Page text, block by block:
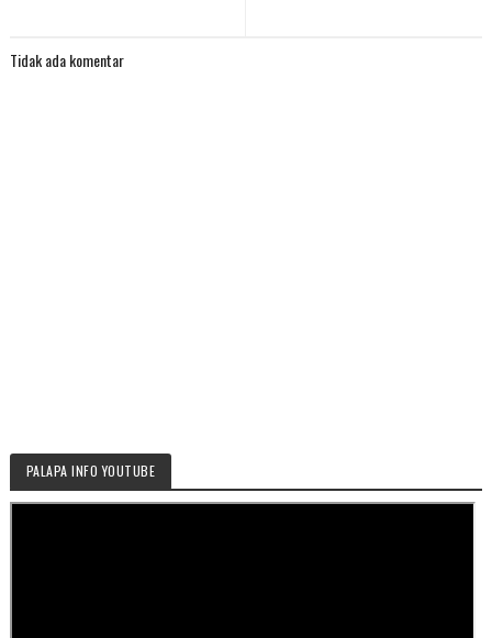
Tidak ada komentar
PALAPA INFO YOUTUBE